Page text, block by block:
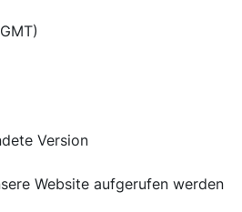
Version
Website aufgerufen werden